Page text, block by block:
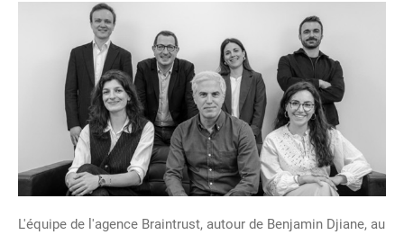
L'équipe de l'agence Braintrust, autour de Benjamin Djiane, au